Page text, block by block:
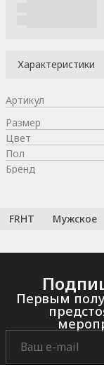
Характеристики
Артикул
Размер
Цвет
Пол
Бренд
FRHT Мужское
Первым